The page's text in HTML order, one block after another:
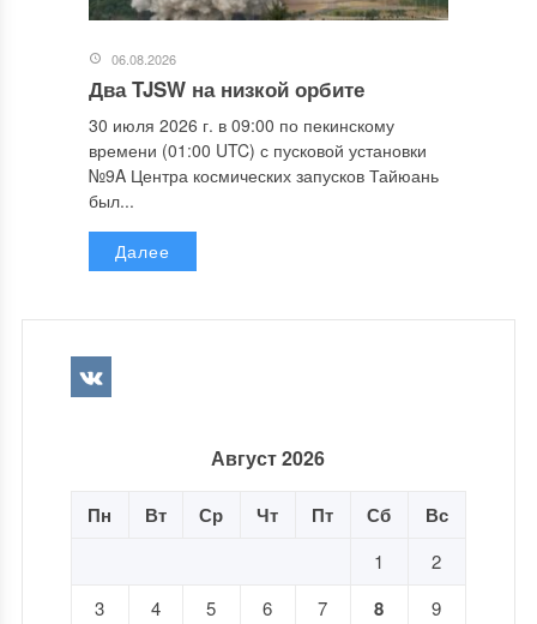
06.08.2026
Два TJSW на низкой орбите
30 июля 2026 г. в 09:00 по пекинскому
времени (01:00 UTC) с пусковой установки
№9A Центра космических запусков Тайюань
был...
Далее
Август 2026
Пн Вт Ср Чт Пт Сб Вс
1
2
3
4 5 6 7 8
9